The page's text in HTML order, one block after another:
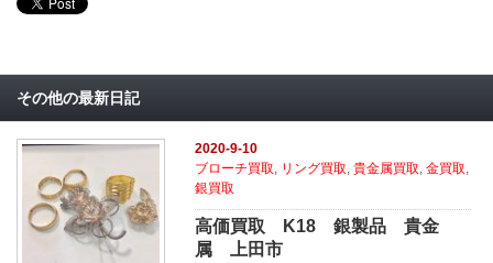
その他の最新日記
2020-9-10
ブローチ買取, リング買取,貴金属買取,金買取,
銀買取
高価買取 K18 銀製品 貴金
属 上田市